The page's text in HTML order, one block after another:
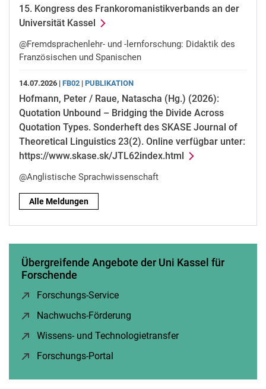
15. Kongress des Frankoromanistikverbands an der
Universität Kassel
@Fremdsprachenlehr- und -lernforschung: Didaktik des
Französischen und Spanischen
14.07.2026 | FB02 | PUBLIKATION
Hofmann, Peter / Raue, Natascha (Hg.) (2026):
Quotation Unbound – Bridging the Divide Across
Quotation Types. Sonderheft des SKASE Journal of
Theoretical Linguistics 23(2). Online verfügbar unter:
https://www.skase.sk/JTL62index.html
@Anglistische Sprachwissenschaft
Alle Meldungen
Übergreifende Angebote der Uni Kassel für
Forschende
Forschungs-Service
Nachwuchs-Förderung
Wis­sens- und Tech­no­lo­gie­trans­fer(öffnet neues
Forschungs-Portal